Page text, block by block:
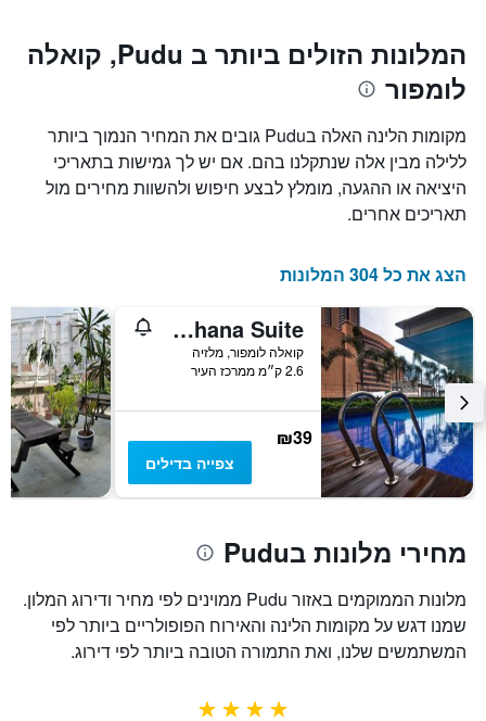
את
הממוצע
חדר
במהלך
השבוע
זה
האחרונים
X
המציגים
את
הימים
שנותרו
עד
למועד
השהות
כולל
ציר
Y
המציג
את
מחיר
הממוצע
של
חדר
המלונות הזולים ביותר ב Pudu, קואלה
לומפור
מקומות הלינה האלה בPudu גובים את המחיר הנמוך ביותר
ללילה מבין אלה שנתקלנו בהם. אם יש לך גמישות בתאריכי
היציאה או ההגעה, מומלץ לבצע חיפוש ולהשוות מחירים מול
תאריכים אחרים.
הצג את כל 304 המלונות
The Ohana Suite
קואלה לומפור, מלזיה
2.6 ק״מ ממרכז העיר
₪39
צפייה בדילים
מחירי מלונות בPudu
מלונות הממוקמים באזור Pudu ממוינים לפי מחיר ודירוג המלון.
שמנו דגש על מקומות הלינה והאירוח הפופולריים ביותר לפי
המשתמשים שלנו, ואת התמורה הטובה ביותר לפי דירוג.
4 כוכבים